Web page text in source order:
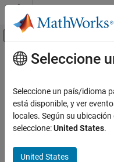
Saltar al contenido
Mostrar/ocultar
Inicio de Documentación
Robotics and Autonomous
Categoría
Automated Driving Toolbox
Mapping Toolbox
Contenido principal
How
Seleccione
Seleccione un país/idioma
está disponible, y ver
locales. Según su
seleccione:United States.
United States